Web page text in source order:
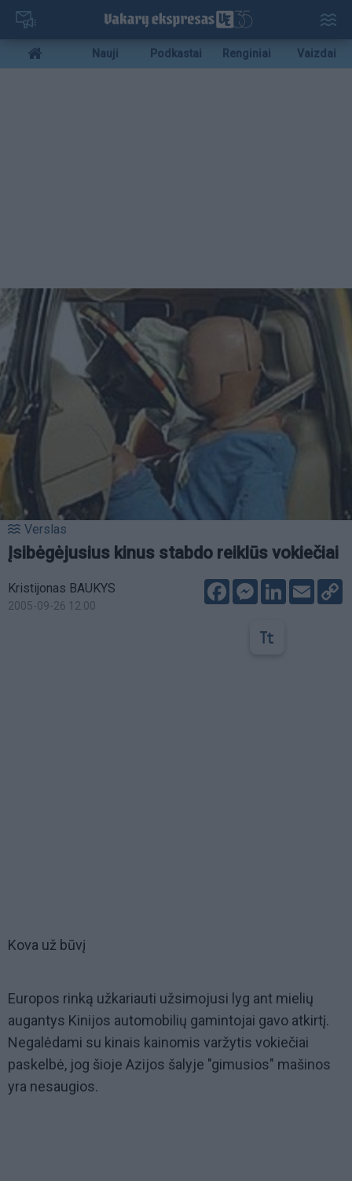
Pereiti
pagrindinį
turinį
Mobile
menu
Nauji Podkastai Renginiai Vaizdai
Verslas
Įsibėgėjusius kinus stabdo reiklūs vokiečiai
Kristijonas BAUKYS
2005-09-26 12:00
FacebookMessenger
LinkedIn
Email
Kova už būvį
Europos rinką užkariauti užsimojusi lyg ant mielių
augantys Kinijos automobilių gamintojai gavo atkirtį.
Negalėdami su kinais kainomis varžytis vokiečiai
paskelbė, jog šioje Azijos šalyje "gimusios" mašinos
yra nesaugios.